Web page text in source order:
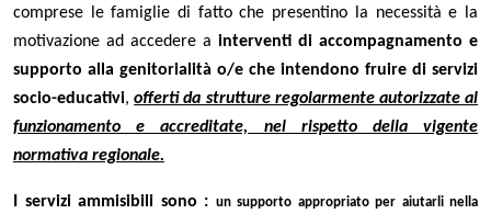
comprese le famiglie di fatto che presentino la necessità e la
motivazione ad accedere a interventi di accompagnamento e
supporto alla genitorialità o/e che intendono fruire di servizi
socio-educativi,offerti da strutture regolarmente autorizzate al
funzionamento e accreditate, nel rispetto della vigente
normativa regionale.
I servizi ammisibili sono : un supporto appropriato per aiutarli nella